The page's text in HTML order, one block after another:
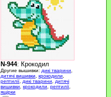
N-944: Крокодил
Другие вышивки: дикі тварини
дитячі вишивки
крокодили
рептилії
дикі тварини
дитячі
вишивки
крокодили рептилії
ящірки